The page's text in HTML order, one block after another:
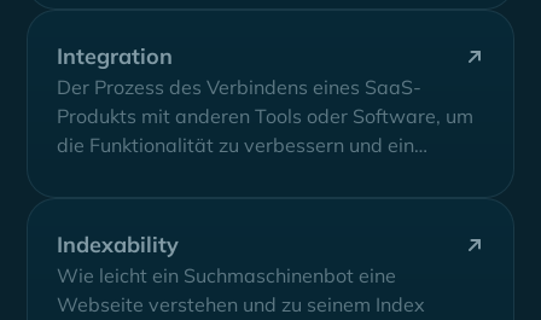
Integration
Der Prozess des Verbindens eines SaaS-
Produkts mit anderen Tools oder Software, um
die Funktionalität zu verbessern und ein
Indexability
Wie leicht ein Suchmaschinenbot eine
Webseite verstehen und zu seinem Index